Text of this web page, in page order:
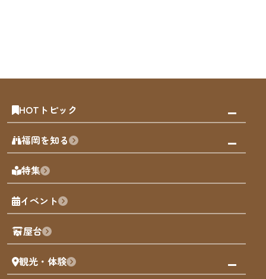
HOTトピック
みんなの旅行記
天神エリア
博多旧市街
福岡城
歴史・文化
福岡を知る
福岡の見どころ
福岡の魅力
観光カレンダー
観光PR動画
まち歩き
福岡グルメ
特集
イベント
屋台
観光・体験